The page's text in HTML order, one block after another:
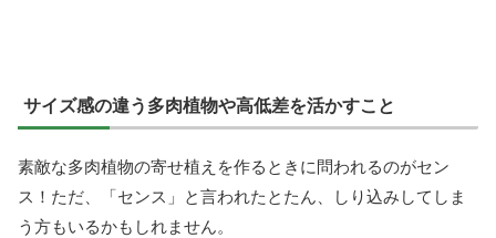
サイズ感の違う多肉植物や高低差を活かすこと
素敵な多肉植物の寄せ植えを作るときに問われるのがセン
ス！ただ、「センス」と言われたとたん、しり込みしてしま
う方もいるかもしれません。